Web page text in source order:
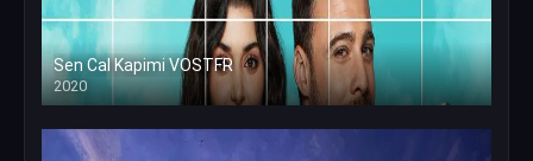
Sen Cal Kapimi VOSTFR
2020